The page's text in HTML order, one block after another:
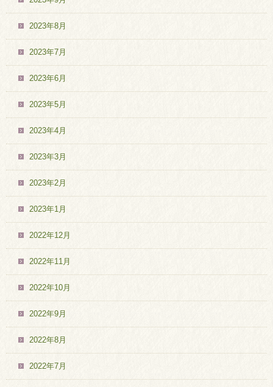
2023年8月
2023年7月
2023年6月
2023年5月
2023年4月
2023年3月
2023年2月
2023年1月
2022年12月
2022年11月
2022年10月
2022年9月
2022年8月
2022年7月